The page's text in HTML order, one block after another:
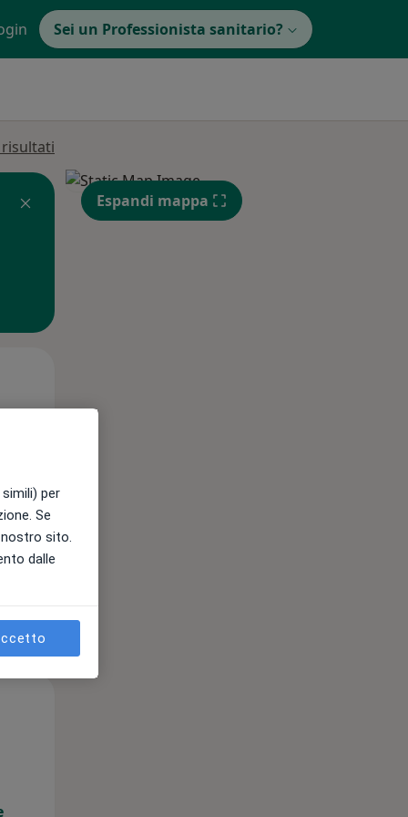
Sei un Professionista sanitario?
Espandi mappa
per
Se
sito.
dalle